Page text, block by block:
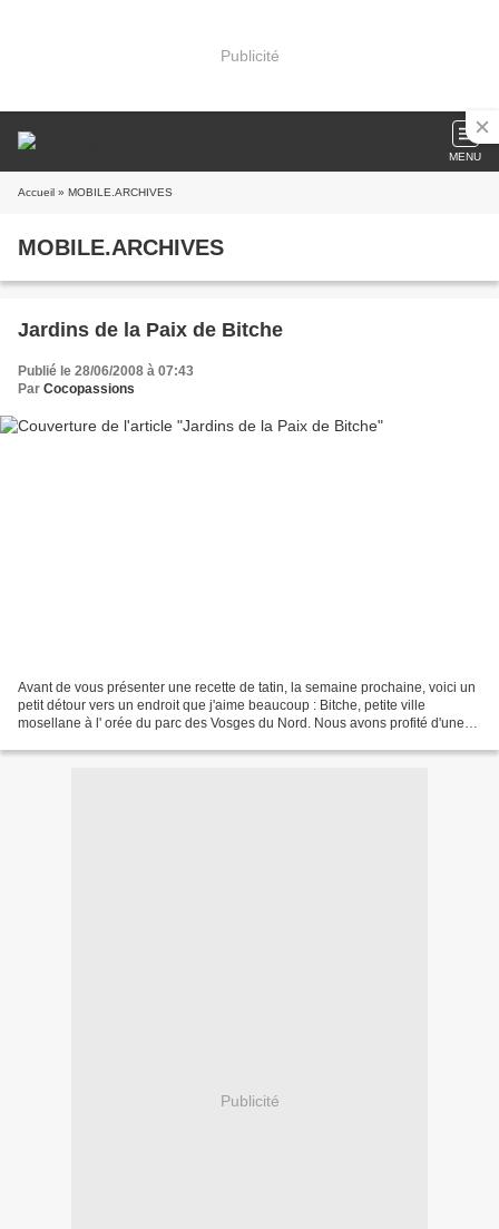
Publicité
MENU
Accueil » MOBILE.ARCHIVES
MOBILE.ARCHIVES
Jardins de la Paix de Bitche
Publié le 28/06/2008 à 07:43
Par Cocopassions
Avant de vous présenter une recette de tatin, la semaine prochaine, voici un
petit détour vers un endroit que j'aime beaucoup : Bitche, petite ville
mosellane à l' orée du parc des Vosges du Nord. Nous avons profité d'une
Publicité